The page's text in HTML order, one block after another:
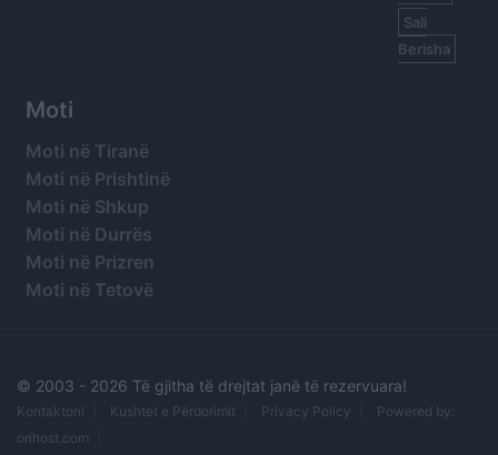
Sali
Berisha
Moti
Moti në Tiranë
Moti në Prishtinë
Moti në Shkup
Moti në Durrës
Moti në Prizren
Moti në Tetovë
© 2003 - 2026 Të gjitha të drejtat janë të rezervuara!
Kontaktoni Kushtet e Përdorimit Privacy Policy
Powered by:
orihost.com